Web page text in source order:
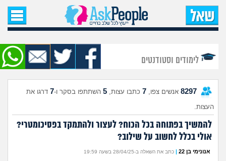
עמוד הבית
שאל שאלה
שאלות חדשות
שאלות שעוררו עניין
עצות חדשות
מה קורה כאן?
לימודים וסטודנטים
8297 אנשים צפו, 7 כתבו עצות, 5 השתתפו בסקר ו-7 דרגו את
העצות.
להמשיך בפתוחה בכל הכוח? לעצור ולהתמקד בפסיכומטרי?
אולי בכלל לחשוב על שילוב?
אנונימי בן 22 | כתב את השאלה ב-28/04/25 בשעה 19:59